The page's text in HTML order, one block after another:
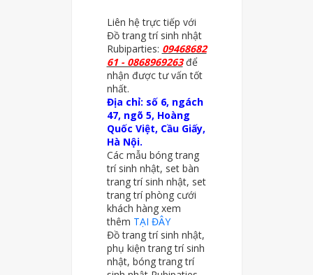
Liên hệ trực tiếp với
Đồ trang trí sinh nhật
Rubiparties: 09468682
61 - 0868969263để
nhận được tư vấn tốt
nhất.
Địa chỉ: số 6, ngách
47, ngõ 5, Hoàng
Quốc Việt, Cầu Giấy,
Hà Nội.
Các mẫu bóng trang
trí sinh nhật, set bàn
trang trí sinh nhật, set
trang trí phòng cưới
khách hàng xem
thêm TẠI ĐÂY
Đồ trang trí sinh nhật,
phụ kiện trang trí sinh
nhật, bóng trang trí